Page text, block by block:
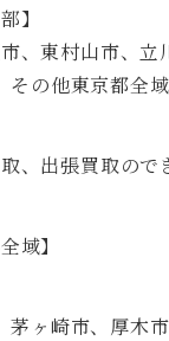
】
東村山市、立
その他東京都全域
、出張買取ので
域】
ヶ崎市、厚木